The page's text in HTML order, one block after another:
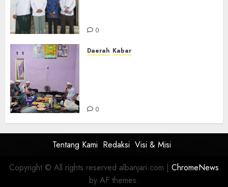
0
Daerah Kabar
0
Tentang Kami Redaksi Visi & Misi
Copyright © All rights reserved albanjari.com | ChromeNews
by AF themes.